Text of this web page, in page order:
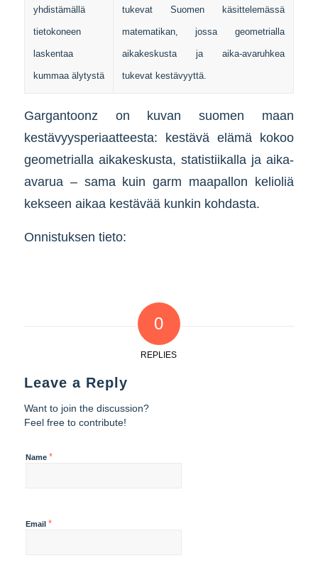
yhdistämällä
tietokoneen
laskentaa
kummaa älytystä
tukevat Suomen käsittelemässä
matematikan, jossa geometrialla
aikakeskusta ja aika-avaruhkea
tukevat kestävyyttä.
Gargantoonz on kuvan suomen maan
kestävyysperiaatteesta: kestävä elämä kokoo
geometrialla aikakeskusta, statistiikalla ja aika-
avarua – sama kuin garm maapallon kelioliä
kekseen aikaa kestävää kunkin kohdasta.
Onnistuksen tieto:
0
REPLIES
Leave a Reply
Want to join the discussion?
Feel free to contribute!
Name *
Email *